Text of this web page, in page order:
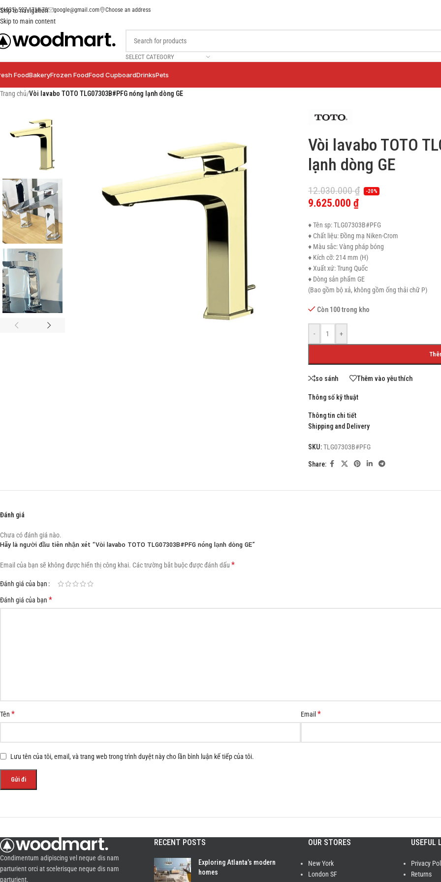
Skip to navigation
Skip to main content
(+035) 527-1710-70 google@gmail.com Choose an address
SELECT CATEGORY
FoodBakeryFrozen FoodFood CupboardDrinksPets
SHOP LAYOUTS
Filters area
AJAX Shop
Hidden sidebar
HOT
Header overlap
Trang chủ/Vòi lavabo TOTO TLG07303B#PFG nóng lạnh dòng GE
Vòi lavabo TOTO
lạnh dòng GE
12.030.000₫ -20%
9.625.000 ₫
♦ Tên sp: TLG07303B#PFG
♦ Chất liệu: Đồng mạ Niken-Crom
♦ Màu sắc: Vàng pháp bóng
♦ Kích cỡ: 214 mm (H)
♦ Xuất xứ: Trung Quốc
♦ Dòng sản phẩm GE
(Bao gồm bộ xả, không gồm ống thải chữ P)
Còn 100 trong kho
- +
so sánh Thêm vào yêu thích
Thông số kỹ thuật
Thông tin chi tiết
Shipping and Delivery
SKU:TLG07303B#PFG
Share:
Đánh giá
Chưa có đánh giá nào.
Hãy là người đầu tiên nhận xét “Vòi lavabo TOTO TLG07303B#PFG nóng lạnh dòng GE”
Email của bạn sẽ không được hiển thị công khai. Các trường bắt buộc được đánh dấu *
Đánh giá của bạn
Đánh giá của bạn *
Tên * Email *
Lưu tên của tôi, email, và trang web trong trình duyệt này cho lần bình luận kế tiếp của tôi.
Condimentum adipiscing vel neque dis nam
parturient orci at scelerisque neque dis nam
parturient.
RECENT POSTS
Exploring Atlanta’s modern
homes
OUR STORES
New York
London SF
USEFUL
Privacy
Returns